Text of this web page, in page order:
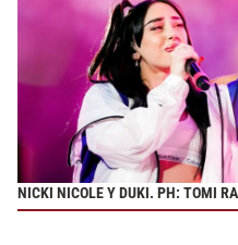
NICKI NICOLE Y DUKI. PH: TOMI